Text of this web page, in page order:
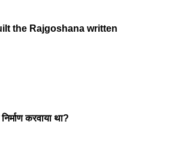
the Rajgoshana written
करवाया था?